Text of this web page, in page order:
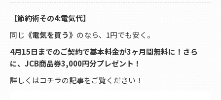
【節約術その4:電気代】
同じ 《電気を買う》 のなら、1円でも安く。
4月15日までのご契約で基本料金が3ヶ月間無料に！さら
に、JCB商品券3,000円分プレゼント！
詳しくはコチラの記事をご覧ください！